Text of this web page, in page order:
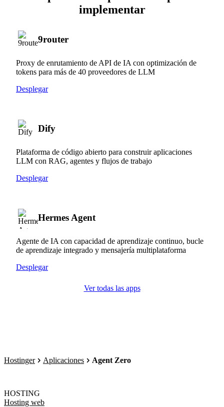
implementar
9router
Proxy de enrutamiento de API de IA con optimización de
tokens para más de 40 proveedores de LLM
Desplegar
Dify
Plataforma de código abierto para construir aplicaciones
LLM con RAG, agentes y flujos de trabajo
Desplegar
Hermes Agent
Agente de IA con capacidad de aprendizaje continuo, bucle
de aprendizaje integrado y mensajería multiplataforma
Desplegar
Ver todas las apps
Hostinger Aplicaciones Agent Zero
HOSTING
Hosting web